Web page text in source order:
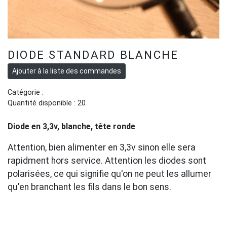
DIODE STANDARD BLANCHE
Catégorie :
Quantité disponible : 20
Diode en 3,3v, blanche, tête ronde
Attention, bien alimenter en 3,3v sinon elle sera
rapidment hors service. Attention les diodes sont
polarisées, ce qui signifie qu'on ne peut les allumer
qu'en branchant les fils dans le bon sens.